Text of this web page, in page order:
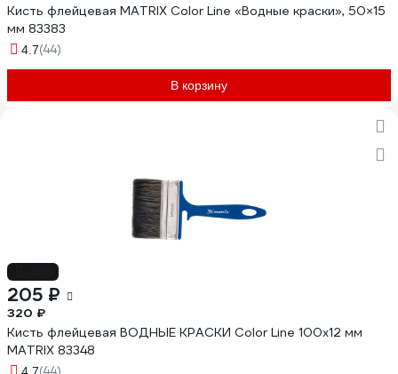
Кисть флейцевая MATRIX Color Line «Водные краски», 50×15
мм 83383
4.7(44)
В корзину
205 ₽
320 ₽
Кисть флейцевая ВОДНЫЕ КРАСКИ Color Line 100x12 мм
MATRIX 83348
(44)